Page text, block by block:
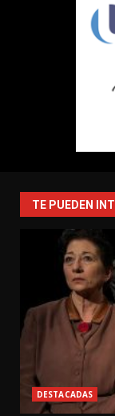
TE PUEDEN
DESTACADAS